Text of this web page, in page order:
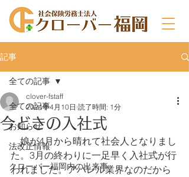
記事
全ての記事
お知らせ
法改正情報
クローバー福岡内の出来事
全ての記事
今どきの入社式
clover-fstaff
2024年4月10日 読了時間: 1分
娘が4月から晴れて社会人となりまし
た。3月の終わりに一足早く入社式が行
われました。アパレル業界なのだから